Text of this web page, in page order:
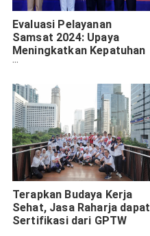
Evaluasi Pelayanan
Samsat 2024: Upaya
Meningkatkan Kepatuhan
Masyarakat
Terapkan Budaya Kerja
Sehat, Jasa Raharja dapat
Sertifikasi dari GPTW